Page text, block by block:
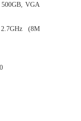
VGA
(8M